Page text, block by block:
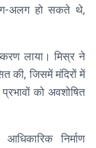
अलग हो सकते थे,
लाया। मिस्र ने
की, जिसमें मंदिरों में
को अवशोषित
निर्माण